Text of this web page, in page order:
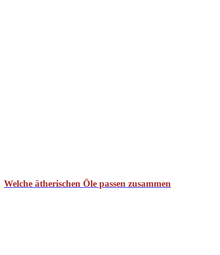
Welche ätherischen Öle passen zusammen